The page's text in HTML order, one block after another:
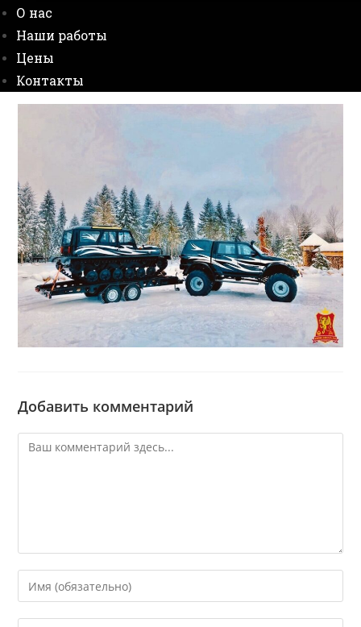
О нас
Наши работы
Цены
Контакты
Добавить комментарий
Комментарий
Введите
свое
имя